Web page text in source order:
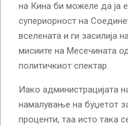
на Кина би можеле да ја
супериорност на
вселената и ги засилија
мисиите на Месечината
политичкиот спектар.
Иако администрацијата
намалување на буџетот
проценти, таа исто така